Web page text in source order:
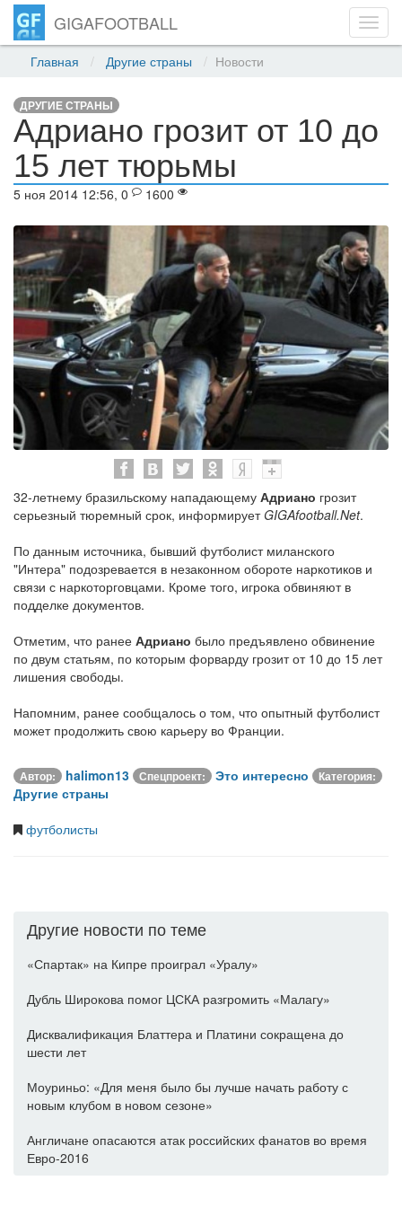
GIGAFOOTBALL
Главная Другие страны Новости
ДРУГИЕ СТРАНЫ
Адриано грозит от 10 до
15 лет тюрьмы
5 ноя 2014 12:56, 0 1600
32-летнему бразильскому нападающему Адриано грозит
серьезный тюремный срок, информируетGIGAfootball.Net.
По данным источника, бывший футболист миланского
"Интера" подозревается в незаконном обороте наркотиков и
связи с наркоторговцами. Кроме того, игрока обвиняют в
подделке документов.
Отметим, что ранее Адриано было предъявлено обвинение
по двум статьям, по которым форварду грозит от 10 до 15 лет
лишения свободы.
Напомним, ранее сообщалось о том, что опытный футболист
может продолжить свою карьеру во Франции.
Автор: halimon13 Спецпроект: Это интересно Категория:
Другие страны
футболисты
Другие новости по теме
«Спартак» на Кипре проиграл «Уралу»
Дубль Широкова помог ЦСКА разгромить «Малагу»
Дисквалификация Блаттера и Платини сокращена до
шести лет
Моуриньо: «Для меня было бы лучше начать работу с
новым клубом в новом сезоне»
Англичане опасаются атак российских фанатов во время
Евро-2016